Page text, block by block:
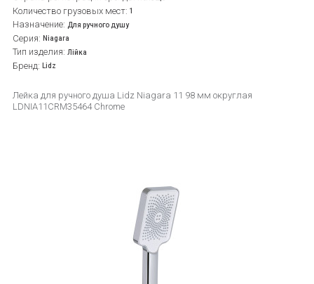
Количество грузовых мест: 1
Назначение: Для ручного душу
Серия: Niagara
Тип изделия: Лійка
Бренд: Lidz
Лейка для ручного душа Lidz Niagara 11 98 мм округлая
LDNIA11CRM35464 Chrome